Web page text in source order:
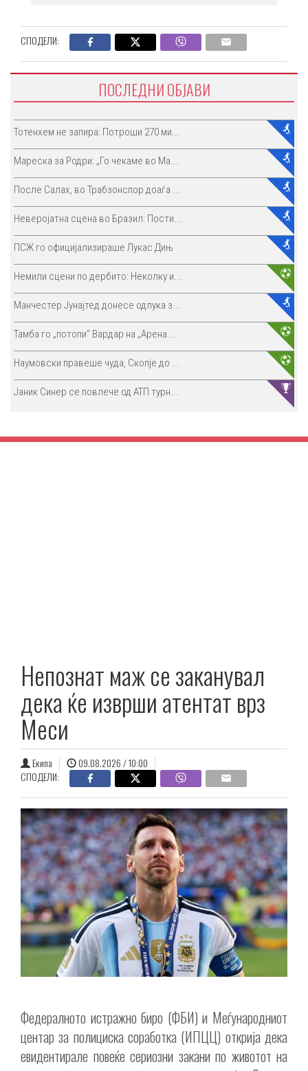
СПОДЕЛИ:
ПОСЛЕДНИ ОБЈАВИ
Тотенхем не запира: Потроши 270 ми...
Мареска за Родри: „Го чекаме во Ма...
После Салах, во Трабзонспор доаѓа ...
Неверојатна сцена во Бразил: Пости...
ПСЖ го официјализираше Лукас Дињ
Немили сцени по дербито: Неколку и...
Манчестер Јунајтед донесе одлука з...
Тамба го „потопи“ Вардар на „Арена...
Наумовски правеше чуда, Скопје до ...
Јаник Синер се повлече од АТП турн...
Непознат маж се заканувал
дека ќе изврши атентат врз
Меси
Екипа
09.08.2026 / 10:00
СПОДЕЛИ:
Федералното истражно биро (ФБИ) и Меѓународниот
центар за полициска соработка (ИПЦЦ) открија дека
евидентирале повеќе сериозни закани по животот на